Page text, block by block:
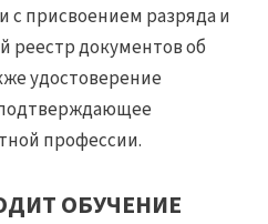
присвоением разряда и
реестр документов об
удостоверение
профессии.
ОБУЧЕНИЕ